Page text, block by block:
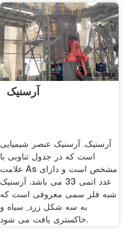
آرسنیک
آرسنیک. آرسنیک عنصر شیمیایی
است که در جدول تناوبی با
علامت As مشخص است و دارای
عدد اتمی 33 می باشد. آرسنیک
شبه فلز سمی معروفی است که
به سه شکل زرد ِ سیاه و
خاکستری یافت می شود.